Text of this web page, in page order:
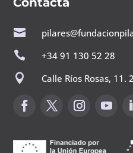


+34 91 130 52 28

Calle Ríos Rosas, 11.